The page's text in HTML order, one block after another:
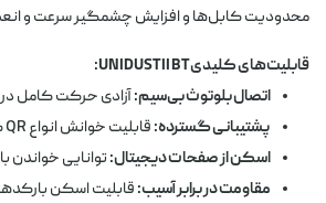
محدودیت کابل‌ها و افزایش چشمگیر سرعت و
قابلیت‌های کلیدی UNIDUST II BT:
اتصال بلوتوث بی‌سیم: آزادی حرکت کامل در
پشتیبانی گسترده: قابلیت خوانش انواع QR کد و تمامی استانداردهای بارکدهای دوبعدی.
اسکن از صفحات دیجیتال: توانایی خواندن
مقاومت در برابر آسیب: قابلیت اسکن